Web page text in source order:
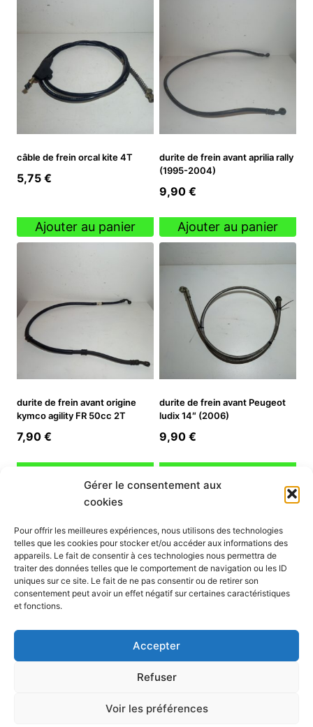
Gérer le consentement aux
cookies
Pour offrir les meilleures expériences, nous utilisons des technologies
telles que les cookies pour stocker et/ou accéder aux informations des
appareils. Le fait de consentir à ces technologies nous permettra de
traiter des données telles que le comportement de navigation ou les ID
uniques sur ce site. Le fait de ne pas consentir ou de retirer son
consentement peut avoir un effet négatif sur certaines caractéristiques
et fonctions.
Accepter
Refuser
Voir les préférences
câble de frein orcal kite 4T
5,75 €
Ajouter au panier
durite de frein avant aprilia rally
(1995-2004)
9,90 €
Ajouter au panier
durite de frein avant origine
kymco agility FR 50cc 2T
7,90 €
durite de frein avant Peugeot
ludix 14″ (2006)
9,90 €
INFORMATION
Mon compte
Nous contacter
Mode paiement
Nos services
Politique de confidentialité
Politique de cookies (UE)